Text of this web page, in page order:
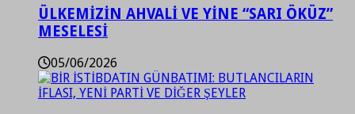
ÜLKEMİZİN AHVALİ VE YİNE “SARI ÖKÜZ”
MESELESİ
05/06/2026